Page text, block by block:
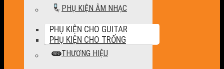
PHỤ KIỆN ÂM NHẠC
PHỤ KIỆN CHO GUITAR
PHỤ KIỆN CHO TRỐNG
THƯƠNG HIỆU